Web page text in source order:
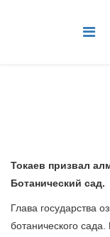
Токаев призвал
Ботанический сад.
Глава государства
ботанического